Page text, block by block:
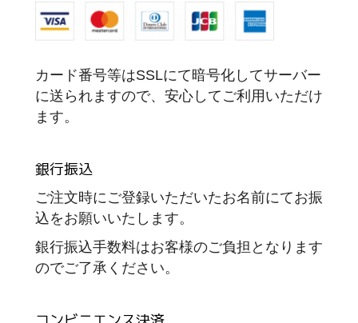
カード番号等はSSLにて暗号化してサーバー
に送られますので、安心してご利用いただけ
ます。
銀行振込
ご注文時にご登録いただいたお名前にてお振
込をお願いいたします。
銀行振込手数料はお客様のご負担となります
のでご了承ください。